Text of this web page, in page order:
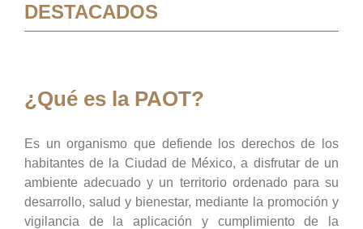
DESTACADOS
¿Qué es la PAOT?
Es un organismo que defiende los derechos de los
habitantes de la Ciudad de México, a disfrutar de un
ambiente adecuado y un territorio ordenado para su
desarrollo, salud y bienestar, mediante la promoción y
vigilancia de la aplicación y cumplimiento de la